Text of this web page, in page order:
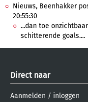
Nieuws, Beenhakker
20:55:30
...dan toe
schitterende goals....
Direct naar
Aanmelden / inloggen